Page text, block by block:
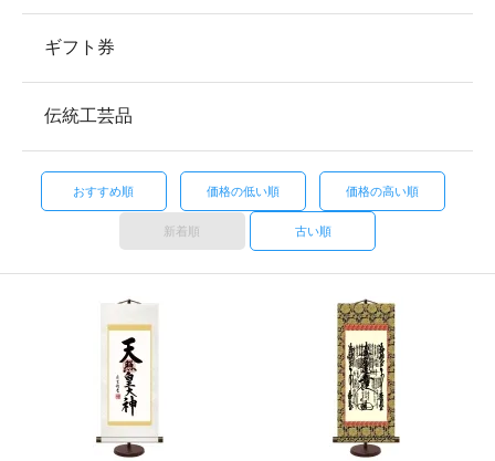
ギフト券
伝統工芸品
おすすめ順 価格の低い順 価格の高い順
新着順 古い順